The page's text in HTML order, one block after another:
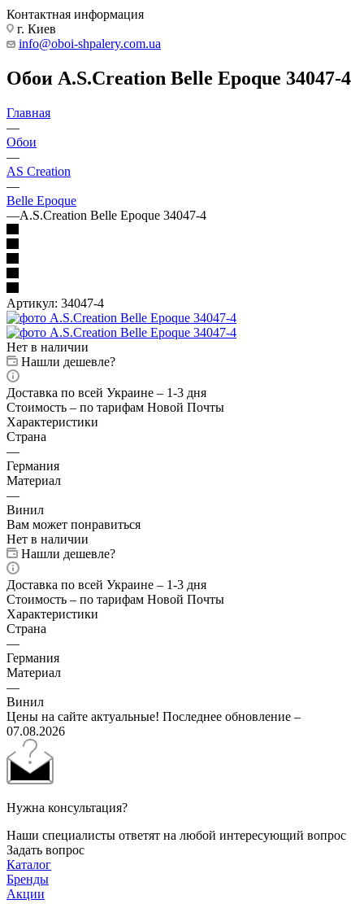
Контактная информация
г. Киев
info@oboi-shpalery.com.ua
Обои A.S.Creation Belle Epoque 34047-4
Главная
—
Обои
—
AS Creation
—
Belle Epoque
—A.S.Creation Belle Epoque 34047-4
Артикул: 34047-4
Нет в наличии
Нашли дешевле?
Доставка по всей Украине – 1-3 дня
Стоимость – по тарифам Новой Почты
Характеристики
Страна
—
Германия
Материал
—
Винил
Вам может понравиться
Нет в наличии
Нашли дешевле?
Доставка по всей Украине – 1-3 дня
Стоимость – по тарифам Новой Почты
Характеристики
Страна
—
Германия
Материал
—
Винил
Цены на сайте актуальные! Последнее обновление –
07.08.2026
Нужна консультация?
Наши специалисты ответят на любой интересующий вопрос
Задать вопрос
Каталог
Бренды
Акции